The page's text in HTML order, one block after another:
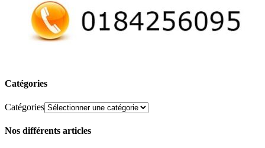
Catégories
Catégories
Nos différents articles